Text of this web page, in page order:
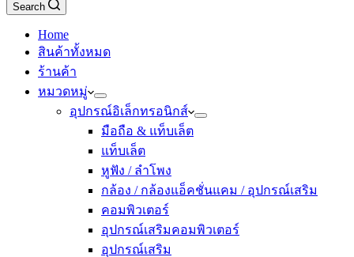
Search
Home
สินค้าทั้งหมด
ร้านค้า
หมวดหมู่
อุปกรณ์อิเล็กทรอนิกส์
มือถือ & แท็บเล็ต
แท็บเล็ต
หูฟัง / ลำโพง
กล้อง / กล้องแอ็คชั่นแคม / อุปกรณ์เสริม
คอมพิวเตอร์
อุปกรณ์เสริมคอมพิวเตอร์
อุปกรณ์เสริม